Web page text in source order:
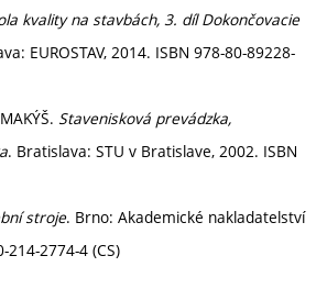
kvality na stavbách, 3. díl Dokončovacie
EUROSTAV, 2014. ISBN 978-80-89228-
Stavenisková prevádzka,
. Bratislava: STU v Bratislave, 2002. ISBN
stroje. Brno: Akademické nakladatelství
214-2774-4 (CS)